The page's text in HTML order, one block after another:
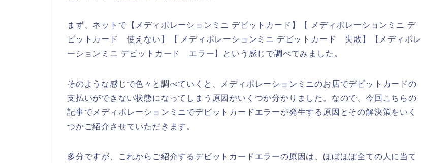
まず、ネットで【メディポレーションミニ デビットカード】【 メディポレーションミニ デ
ビットカード 使えない】【 メディポレーションミニ デビットカード 失敗】【メディポレ
ーションミニ デビットカード エラー】という感じで調べてみました。
そのような感じで色々と調べていくと、メディポレーションミニのお店でデビットカードの
支払いができない状態になってしまう原因がいくつか分かりました。なので、今回こちらの
記事でメディポレーションミニでデビットカードエラーが発生する原因とその解決策をいく
つかご紹介させていただきます。
多分ですが、これからご紹介するデビットカードエラーの原因は、ほぼほぼ全ての人に当て